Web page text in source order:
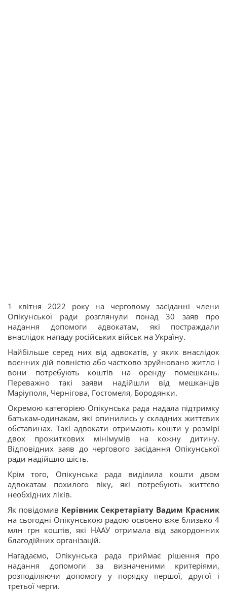
1 квітня 2022 року на черговому засіданні члени
Опікунської ради розглянули понад 30 заяв про
надання допомоги адвокатам, які постраждали
внаслідок нападу російських військ на Україну.
Найбільше серед них від адвокатів, у яких внаслідок
воєнних дій повністю або частково зруйновано житло і
вони потребують коштів на оренду помешкань.
Переважно такі заяви надійшли від мешканців
Маріуполя, Чернігова, Гостомеля, Бородянки.
Окремою категорією Опікунська рада надала підтримку
батькам-одинакам, які опинились у складних життєвих
обставинах. Такі адвокати отримають кошти у розмірі
двох прожиткових мінімумів на кожну дитину.
Відповідних заяв до чергового засідання Опікунської
ради надійшло шість.
Крім того, Опікунська рада виділила кошти двом
адвокатам похилого віку, які потребують життєво
необхідних ліків.
Як повідомив Керівник Секретаріату Вадим Красник
на сьогодні Опікунською радою освоєно вже близько 4
млн грн коштів, які НААУ отримала від закордонних
благодійних організацій.
Нагадаємо, Опікунська рада приймає рішення про
надання допомоги за визначеними критеріями,
розподіляючи допомогу у порядку першої, другої і
третьої черги.